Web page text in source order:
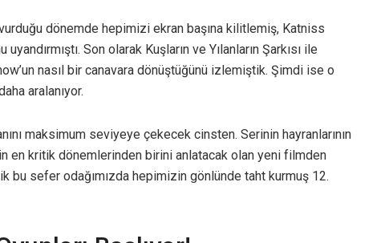
dönemde hepimizi ekran başına kilitlemiş, Katniss
Son olarak Kuşların ve Yılanların Şarkısı ile
nasıl bir canavara dönüştüğünü izlemiştik. Şimdi ise o
aralanıyor.
maksimum seviyeye çekecek cinsten. Serinin hayranlarının
en kritik dönemlerinden birini anlatacak olan yeni filmden
bu sefer odağımızda hepimizin gönlünde taht kurmuş 12.